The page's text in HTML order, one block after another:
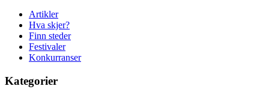
Artikler
Hva skjer?
Finn steder
Festivaler
Konkurranser
Kategorier